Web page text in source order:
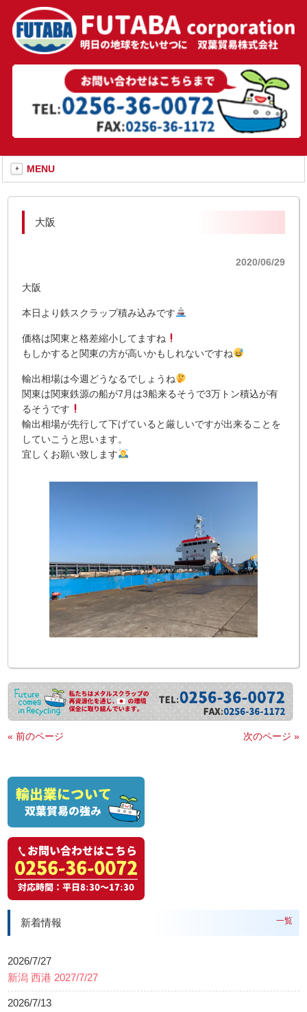
MENU
大阪
2020/06/29
大阪
本日より鉄スクラップ積み込みです
価格は関東と格差縮小してますね
もしかすると関東の方が高いかもしれないですね
輸出相場は今週どうなるでしょうね
関東は関東鉄源の船が7月は3船来るそうで3万トン積込が有
るそうです
輸出相場が先行して下げていると厳しいですが出来ることを
していこうと思います。
宜しくお願い致します
« 前のページ 次のページ »
新着情報 一覧
2026/7/27
新潟 西港 2027/7/27
2026/7/13